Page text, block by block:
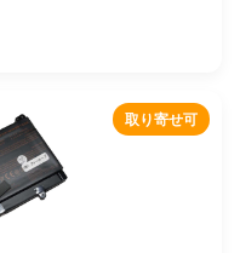
取り寄せ可